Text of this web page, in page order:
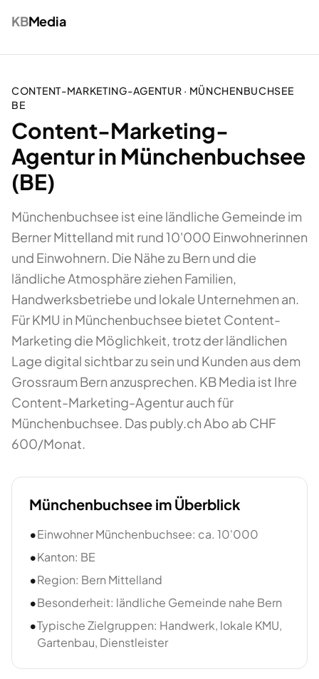
KBMedia
CONTENT-MARKETING-AGENTUR · MÜNCHENBUCHSEE
BE
Content-Marketing-
Agentur in Münchenbuchsee
(BE)
Münchenbuchsee ist eine ländliche Gemeinde im
Berner Mittelland mit rund 10'000 Einwohnerinnen
und Einwohnern. Die Nähe zu Bern und die
ländliche Atmosphäre ziehen Familien,
Handwerksbetriebe und lokale Unternehmen an.
Für KMU in Münchenbuchsee bietet Content-
Marketing die Möglichkeit, trotz der ländlichen
Lage digital sichtbar zu sein und Kunden aus dem
Grossraum Bern anzusprechen. KB Media ist Ihre
Content-Marketing-Agentur auch für
Münchenbuchsee. Das publy.ch Abo ab CHF
600/Monat.
Münchenbuchsee im Überblick
•Einwohner Münchenbuchsee: ca. 10'000
•Kanton: BE
•Region: Bern Mittelland
•Besonderheit: ländliche Gemeinde nahe Bern
•Typische Zielgruppen: Handwerk, lokale KMU,
Gartenbau, Dienstleister